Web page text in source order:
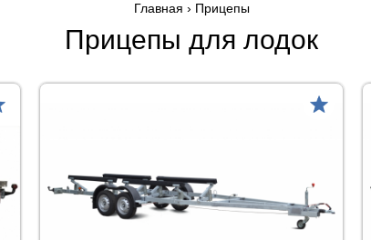
Главная › Прицепы
Прицепы для лодок
Сравнить